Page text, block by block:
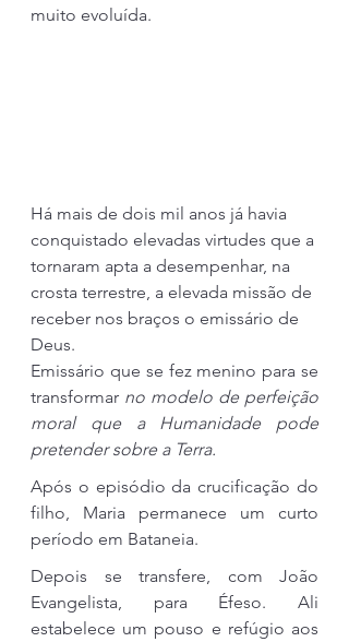
muito evoluída.
Há mais de dois mil anos já havia
conquistado elevadas virtudes que a
tornaram apta a desempenhar, na
crosta terrestre, a elevada missão de
receber nos braços o emissário de
Deus.
Emissário que se fez menino para se
transformar no modelo de perfeição
moral que a Humanidade pode
pretender sobre a Terra.
Após o episódio da crucificação do
filho, Maria permanece um curto
período em Bataneia.
Depois se transfere, com João
Evangelista, para Éfeso. Ali
estabelece um pouso e refúgio aos